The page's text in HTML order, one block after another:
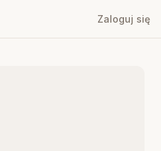
Zaloguj się